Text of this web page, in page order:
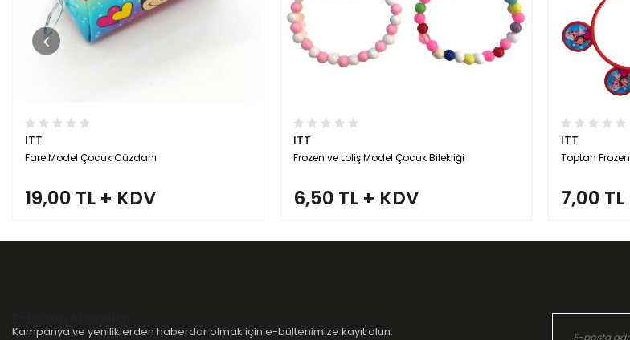
ITT
Fare Model Çocuk Cüzdanı
19,00 TL + KDV
ITT
Frozen ve Loliş Model Çocuk Bilekliği
6,50 TL + KDV
ITT
Toptan
7,00
Kampanya ve yeniliklerden haberdar olmak için e-bültenimize kayıt olun.